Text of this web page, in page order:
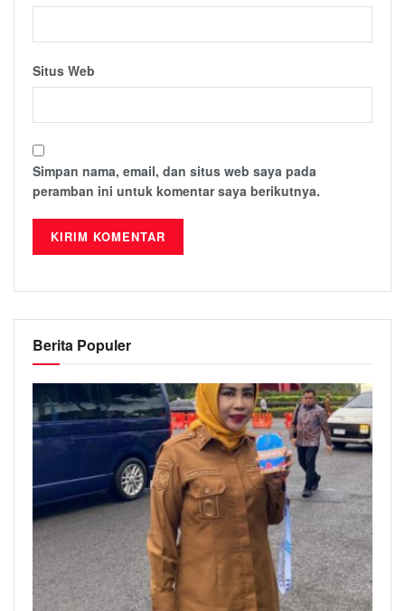
Situs Web
Simpan nama, email, dan situs web saya pada
peramban ini untuk komentar saya berikutnya.
Berita Populer